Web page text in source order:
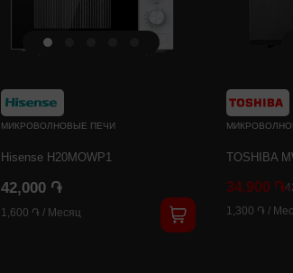
МИКРОВОЛНОВЫЕ ПЕЧИ
Hisense H20MOWP1
42,000 ֏
1,600 ֏ / Месяц
TOSHIBA
34,900 ֏
1,300 ֏ /